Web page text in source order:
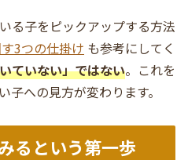
る子をピックアップする方法
3つの仕掛け も参考にしてく
ていない」ではない。これを
子への見方が変わります。
るという第一歩